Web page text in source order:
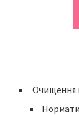
Очищення